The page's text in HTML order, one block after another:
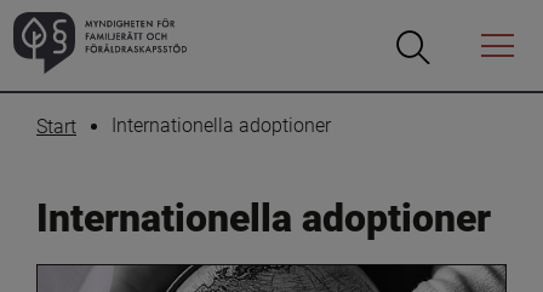
Öppna
Öppna
Menyn
Start Internationella adoptioner
Internationella adoptioner